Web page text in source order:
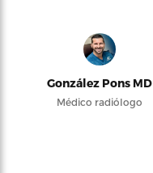
González Pons MD
Médico radiólogo